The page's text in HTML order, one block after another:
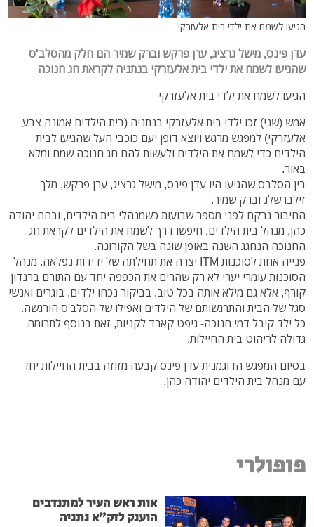
הגיעו לשמח את ילדי בית אלעזרקי
עדן פינס, מישל גרציג, ערן פרקש וברק שמיר הם חלק מהסלב'ס
שהגיעו לשמח את ילדי בית אלעזרקי בנתניה לקראת חג חנוכה
הגיעו לשמח את ילדי בית אלעזרקי
אמש (שני) זכו ילדי בית אלעזרקי בנתניה (בית הילדים אמונה צבע
אלעזרקי) למפגש מרגש ויוצא דופן יעם כוכבי העל שהגיעו לבית
הילדים כדי לשמח את הילדים ולעשות להם חג חנוכה שמח ומלא
באור.
בין הסלבס שהגיעו היו עדן פינס, מישל גרציג, ערן פרקש, מלך
זילברשלג וברק שמיר.
החיבור נרקם לפני מספר שבועות כשמנהלי בית הילדים, ובהם יהודה
כהן, מנהל בית הילדים, חיפשו דרך לשמח את הילדים לקראת חג
החנוכה הנחגג השנה באופן שונה בשל הקורונה.
פנייה אחת לסוכנות ITM יצרה את תחילתה של ידידות נפלאה. מנהל
הסוכנות עומרי יערי לא רק שהרים את הכפפה יחד עם התורם ברנדון
קורף, אלא גם מילא אותה בכל טוב. בביקור נכחו ילדים, בוגרים ואנשי
סגל של הבית והתרגשותם של הילדים ואפילו של הסלב'ס הורגשה.
כל ילד קיבל דמי חנוכה- גיפט קארד לקניות, זאת בנוסף לתרומה
גדולה לריהוט בית החיילות.
בסיום המפגש הדוגמנית עדן פינס קבעה מזוזה בבית החיילות יחד
עם מנהל בית הילדים יהודה כהן.
פופולרי
אות ראש העיר למתנדבים
הוענק לזק"א נתניה